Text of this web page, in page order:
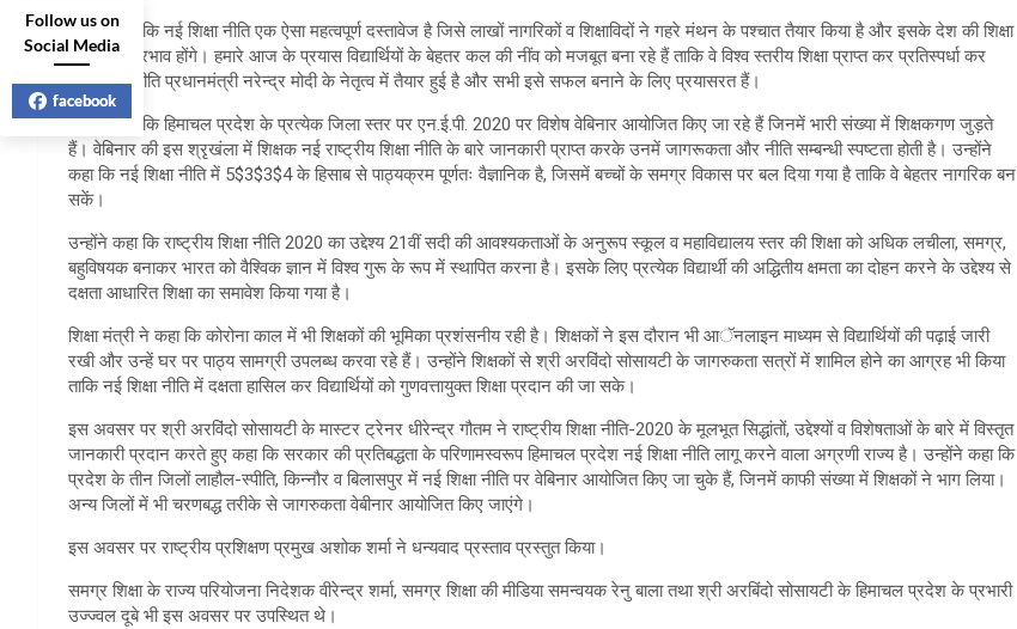
उन्होंने कहा कि नई शिक्षा नीति एक ऐसा महत्वपूर्ण दस्तावेज है जिसे लाखों नागरिकों व शिक्षाविदों ने गहरे मंथन के पश्चात तैयार किया है और इसके देश की शिक्षा
में दूरगामी प्रभाव होंगे। हमारे आज के प्रयास विद्यार्थियों के बेहतर कल की नींव को मजबूत बना रहे हैं ताकि वे विश्व स्तरीय शिक्षा प्राप्त कर प्रतिस्पर्धा कर
सकें। यह नीति प्रधानमंत्री नरेन्द्र मोदी के नेतृत्व में तैयार हुई है और सभी इसे सफल बनाने के लिए प्रयासरत हैं।
उन्होंने कहा कि हिमाचल प्रदेश के प्रत्येक जिला स्तर पर एन.ई.पी. 2020 पर विशेष वेबिनार आयोजित किए जा रहे हैं जिनमें भारी संख्या में शिक्षकगण जुड़ते
हैं। वेबिनार की इस श्रृखंला में शिक्षक नई राष्ट्रीय शिक्षा नीति के बारे जानकारी प्राप्त करके उनमें जागरूकता और नीति सम्बन्धी स्पष्टता होती है। उन्होंने
कहा कि नई शिक्षा नीति में 5$3$3$4 के हिसाब से पाठ्यक्रम पूर्णतः वैज्ञानिक है, जिसमें बच्चों के समग्र विकास पर बल दिया गया है ताकि वे बेहतर नागरिक बन
सकें।
उन्होंने कहा कि राष्ट्रीय शिक्षा नीति 2020 का उद्देश्य 21वीं सदी की आवश्यकताओं के अनुरूप स्कूल व महाविद्यालय स्तर की शिक्षा को अधिक लचीला, समग्र,
बहुविषयक बनाकर भारत को वैश्विक ज्ञान में विश्व गुरू के रूप में स्थापित करना है। इसके लिए प्रत्येक विद्यार्थी की अद्धितीय क्षमता का दोहन करने के उद्देश्य से
दक्षता आधारित शिक्षा का समावेश किया गया है।
शिक्षा मंत्री ने कहा कि कोरोना काल में भी शिक्षकों की भूमिका प्रशंसनीय रही है। शिक्षकों ने इस दौरान भी आॅनलाइन माध्यम से विद्यार्थियों की पढ़ाई जारी
रखी और उन्हें घर पर पाठ्य सामग्री उपलब्ध करवा रहे हैं। उन्होंने शिक्षकों से श्री अरविंदो सोसायटी के जागरुकता सत्रों में शामिल होने का आग्रह भी किया
ताकि नई शिक्षा नीति में दक्षता हासिल कर विद्यार्थियों को गुणवत्तायुक्त शिक्षा प्रदान की जा सके।
इस अवसर पर श्री अरविंदो सोसायटी के मास्टर ट्रेनर धीरेन्द्र गौतम ने राष्ट्रीय शिक्षा नीति-2020 के मूलभूत सिद्धांतों, उद्देश्यों व विशेषताओं के बारे में विस्तृत
जानकारी प्रदान करते हुए कहा कि सरकार की प्रतिबद्धता के परिणामस्वरूप हिमाचल प्रदेश नई शिक्षा नीति लागू करने वाला अग्रणी राज्य है। उन्होंने कहा कि
प्रदेश के तीन जिलों लाहौल-स्पीति, किन्नौर व बिलासपुर में नई शिक्षा नीति पर वेबिनार आयोजित किए जा चुके हैं, जिनमें काफी संख्या में शिक्षकों ने भाग लिया।
अन्य जिलों में भी चरणबद्ध तरीके से जागरुकता वेबीनार आयोजित किए जाएंगे।
इस अवसर पर राष्ट्रीय प्रशिक्षण प्रमुख अशोक शर्मा ने धन्यवाद प्रस्ताव प्रस्तुत किया।
समग्र शिक्षा के राज्य परियोजना निदेशक वीरेन्द्र शर्मा, समग्र शिक्षा की मीडिया समन्वयक रेनु बाला तथा श्री अरबिंदो सोसायटी के हिमाचल प्रदेश के प्रभारी
उज्ज्वल दूबे भी इस अवसर पर उपस्थित थे।
Follow us on
Social Media
facebook